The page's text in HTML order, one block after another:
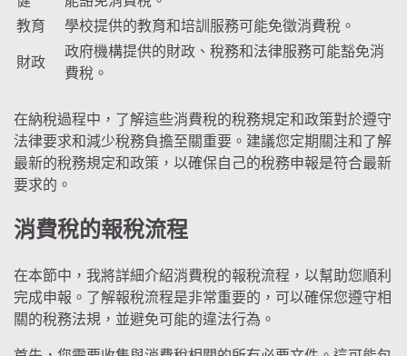
教育
學校提供的教育和培訓服務可能免徵消費稅。
財政
政府機構提供的財政、稅務和法律服務可能豁免消
費稅。
在納稅過程中，了解這些消費稅的稅務規定和政策對於遵守
法律要求和減少稅務負擔至關重要。建議您定期關注和了解
最新的稅務規定和政策，以確保自己的稅務申報是符合最新
要求的。
消費稅的報稅流程
在本節中，我將詳細介紹消費稅的報稅流程，以幫助您順利
完成申報。了解報稅流程是非常重要的，可以確保您遵守相
關的稅務法規，並避免可能的違法行為。